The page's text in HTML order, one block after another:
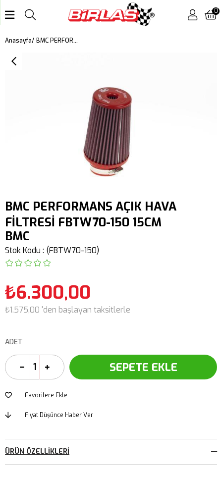
0
Anasayfa BMC PERFORMANS AÇIK HAVA FİLTRESİ FBTW70-150 15CM
BMC PERFORMANS AÇIK HAVA
FİLTRESİ FBTW70-150 15CM
BMC
Stok Kodu (FBTW70-150)
₺6.300,00
₺1.575,00 'den başlayan taksitlerle
ADET
Favorilere Ekle
Fiyat Düşünce Haber Ver
ÜRÜN ÖZELLIKLERI